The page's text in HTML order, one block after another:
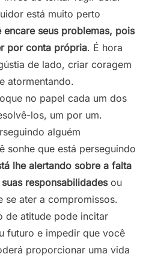
está muito perto
seus problemas, pois
por conta própria. É hora
de lado, criar coragem
atormentando.
no papel cada um dos
los, um por um.
alguém
sonhe que está perseguindo
lhe alertando sobre a falta
responsabilidades ou
se ater a compromissos.
de atitude pode incitar
futuro e impedir que você
proporcionar uma vida